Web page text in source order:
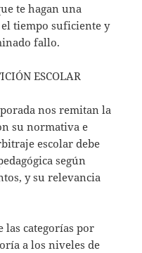
te hagan una
tiempo suficiente y
fallo.
ESCOLAR
nos remitan la
su normativa e
escolar debe
según
y su relevancia
las categorías por
a los niveles de